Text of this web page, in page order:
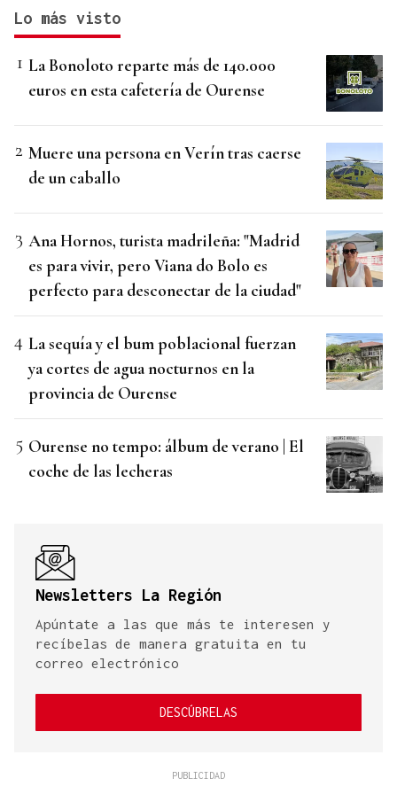
Lo más visto
La Bonoloto reparte más de 140.000
euros en esta cafetería de Ourense
Muere una persona en Verín tras caerse
de un caballo
Ana Hornos, turista madrileña: "Madrid
es para vivir, pero Viana do Bolo es
perfecto para desconectar de la ciudad"
La sequía y el bum poblacional fuerzan
ya cortes de agua nocturnos en la
provincia de Ourense
Ourense no tempo: álbum de verano | El
coche de las lecheras
Newsletters La Región
Apúntate a las que más te interesen y
recíbelas de manera gratuita en tu
correo electrónico
DESCÚBRELAS